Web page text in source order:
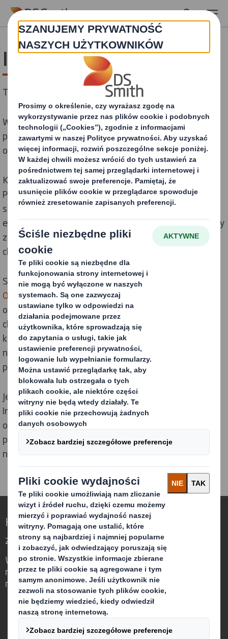
Skip to main content
Impact Centre
Twoje miejsce w świecie opakowań
Warsztaty w Impact Centre DS Smith pomagają w
podejmowaniu strategicznych decyzji w zakresie
opakowań i realizacji zamierzonych celów.
Korzyści ze spotkania z nami będą długoterminowe.
Pozyskana wiedza i relacje nawiązane z naszymi
strategami opakowań będą nieustannie przynosić
efekty. Często w warsztatach biorą udział nowe osoby
z tej samej firmy, szukające dalszych inspiracji lub
chcące poszerzyć swoją wiedzę z innych obszarów.
Specjalistyczna wiedza naszych lokalnych
Opakowańgwarantuje, że tematyka warsztatów
odzwierciedla aktualne trendy i praktyki,
charakterystyczne dla danej lokalizacji i dla danego
kraju. Nasza silna grupa ekspertów różnych
narodowości pozwala nam podejmować wyzwania na
płaszczyźnie międzynarodowej.
Jesteśmy bardzo dumni z faktu, że fundamentem
Impact Centre jest wspólna wiedza wielu strategów
opakowań, którzy wnoszą namacalny wkład w
przyszłość opakowań. Przekonały się już o tym setki
naszych klientów.
Kreowanie opakowań z myślą o
zmieniającym się świecie
Wyróżnia nas to, że dostrzegamy szansę
na to, aby opakowania odgrywały ważną
rolę w otaczającym nas świecie.
Kim jesteśmy